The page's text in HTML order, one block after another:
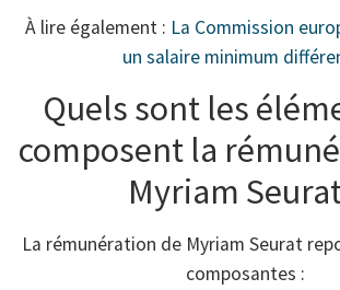
À lire également : La Commission
un salaire minimum
Quels sont les
composent la
Myriam
La rémunération de Myriam Seurat
composantes :